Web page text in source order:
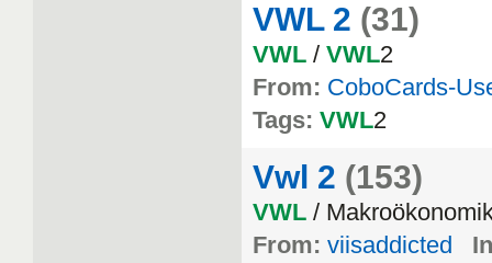
VWL 2 (31)
VWL / VWL2
From: CoboCards-
Tags: VWL2
Vwl 2 (153)
VWL /
From: viisaddicted